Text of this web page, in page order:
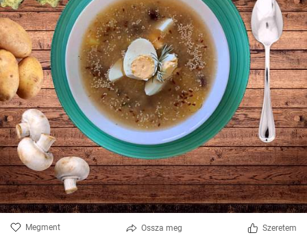
Megment Ossza meg Szeretem